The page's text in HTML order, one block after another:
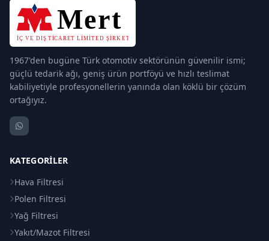
1967'den bugüne Türk otomotiv sektörünün güvenilir ismi;
güçlü tedarik ağı, geniş ürün portföyü ve hızlı teslimat
kabiliyetiyle profesyonellerin yanında olan köklü bir çözüm
ortağıyız.
KATEGORILER
Hava Filtresi
Polen Filtresi
Yağ Filtresi
Yakıt/Mazot Filtresi